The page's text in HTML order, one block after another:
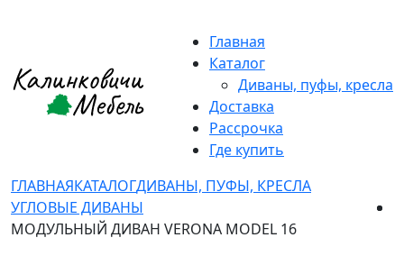
Главная
Каталог
Диваны, пуфы, кресла
Доставка
Рассрочка
Где купить
ГЛАВНАЯКАТАЛОГДИВАНЫ, ПУФЫ, КРЕСЛА
УГЛОВЫЕ ДИВАНЫ
МОДУЛЬНЫЙ ДИВАН VERONA MODEL 16